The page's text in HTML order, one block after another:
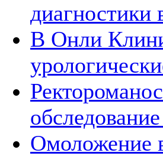
В Онли
Омоложение